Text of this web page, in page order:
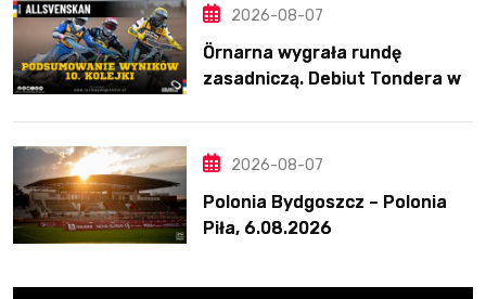
2026-08-07
Örnarna wygrała rundę
zasadniczą. Debiut Tondera w
2026-08-07
Polonia Bydgoszcz – Polonia
Piła, 6.08.2026